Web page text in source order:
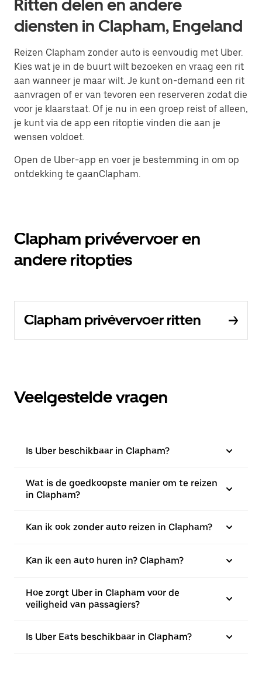
Ritten delen en andere
diensten in Clapham, Engeland
Reizen Clapham zonder auto is eenvoudig met Uber.
Kies wat je in de buurt wilt bezoeken en vraag een rit
aan wanneer je maar wilt. Je kunt on-demand een rit
aanvragen of er van tevoren een reserveren zodat die
voor je klaarstaat. Of je nu in een groep reist of alleen,
je kunt via de app een ritoptie vinden die aan je
wensen voldoet.
Open de Uber-app en voer je bestemming in om op
ontdekking te gaanClapham.
Clapham privévervoer en
andere ritopties
Clapham privévervoer ritten
Veelgestelde vragen
Is Uber beschikbaar in Clapham?
Wat is de goedkoopste manier om te reizen
in Clapham?
Kan ik ook zonder auto reizen in Clapham?
Kan ik een auto huren in? Clapham?
Hoe zorgt Uber in Clapham voor de
veiligheid van passagiers?
Is Uber Eats beschikbaar in Clapham?